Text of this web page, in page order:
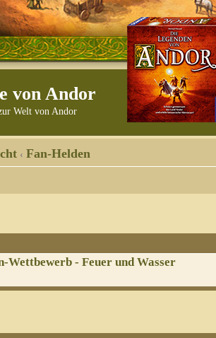
von Andor
Welt von Andor
‹ Fan-Helden
Wettbewerb - Feuer und Wasser